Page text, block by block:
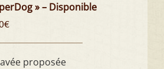
» – Disponible
€
proposée